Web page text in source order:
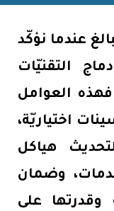
عندما نؤكّد
التقنيّات
فهذه العوامل
اختياريّة،
هياكل
وضمان
وقدرتها على